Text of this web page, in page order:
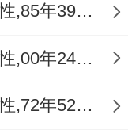
应”。
子证明，这类
1985年属牛人2024年运势男性,85年39岁属牛男2024年每月运程怎么样
2000年属龙人2024年运势男性,00年24岁属龙男2024年每月运程怎么样
1972年属鼠人2024年运势男性,72年52岁属鼠男2024年每月运程怎么样